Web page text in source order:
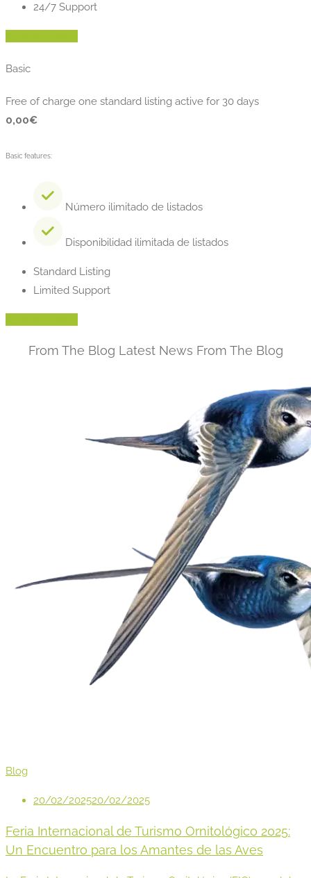
24/7 Support
Basic
Free of charge one standard listing active for 30 days
0,00€
Basic features:
Número ilimitado de listados
Disponibilidad ilimitada de listados
Standard Listing
Limited Support
From The Blog Latest News From The Blog
Blog
20/02/202520/02/2025
Feria Internacional de Turismo Ornitológico 2025:
Un Encuentro para los Amantes de las Aves